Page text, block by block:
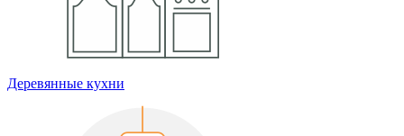
Деревянные кухни